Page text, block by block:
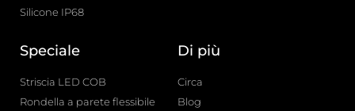
Silicone IP68
Speciale
Striscia LED COB
Rondella a parete flessibile
Di più
Circa
Blog